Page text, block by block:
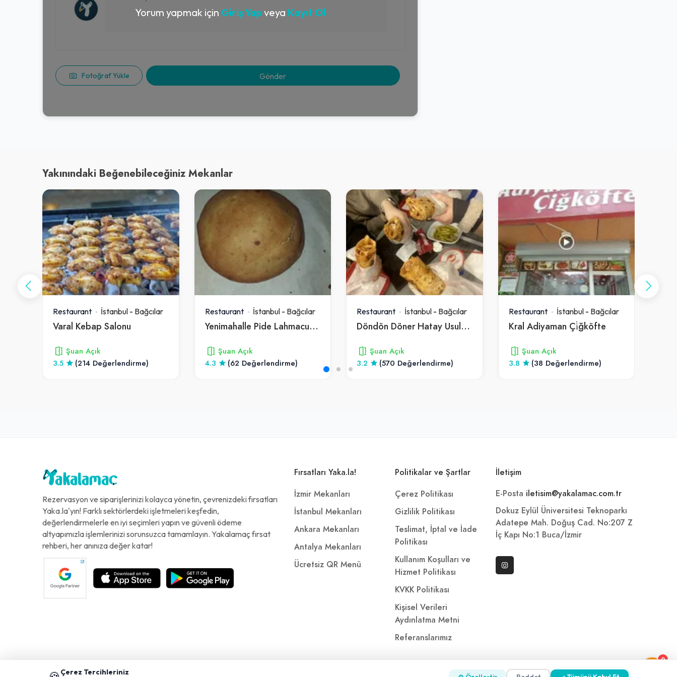
0
Fotoğraf Yükle
Yorum yapmak için Giriş Yap veya Kayıt Ol
Yakınındaki Beğenebileceğiniz Mekanlar
Restaurant İstanbul - Bağcılar
Varal Kebap Salonu
Şuan Açık
3.5
(214 Değerlendirme)
Restaurant İstanbul- Bağcılar
Yenimahalle Pide Lahmacun Salonu Lavaş Ve Tirnakli Pide
Şuan Açık
4.3
(62 Değerlendirme)
Restaurant İstanbul - Bağcılar
Döndön Döner Hatay Usulü Bağcılar
Şuan Açık
3.2
(570 Değerlendirme)
Restaurant İstanbul- Bağcılar
Kral Adiyaman Çi̇ğköfte
Şuan Açık
3.8
(38 Değerlendirme)
Rezervasyon ve siparişlerinizi kolayca yönetin, çevrenizdeki fırsatları
Yaka.la'yın! Farklı sektörlerdeki işletmeleri keşfedin,
değerlendirmelerle en iyi seçimleri yapın ve güvenli ödeme
altyapımızla işlemlerinizi sorunsuzca tamamlayın. Yakalamaç fırsat
rehberi, her anınıza değer katar!
Fırsatları Yaka.la!
İzmir Mekanları
İstanbul Mekanları
Ankara Mekanları
Antalya Mekanları
Ücretsiz QR Menü
Politikalar ve Şartlar
Çerez Politikası
Gizlilik Politikası
Teslimat, İptal ve İade
Politikası
Kullanım Koşulları ve
Hizmet Politikası
KVKK Politikası
Kişisel Verileri
Aydınlatma Metni
Referanslarımız
İletişim
E-Posta iletisim@yakalamac.com.tr
Dokuz Eylül Üniversitesi Teknoparkı
Adatepe Mah. Doğuş Cad. No:207 Z
İç Kapı No:1 Buca/İzmir
Çerez Tercihleriniz